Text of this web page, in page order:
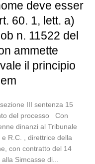
deve esser
60. 1, lett. a)
n. 11522 del
ammette
il principio
III sentenza 15
del processo Con
dinanzi al Tribunale
R.C. , direttrice della
con contratto del 14
Simcasse di...